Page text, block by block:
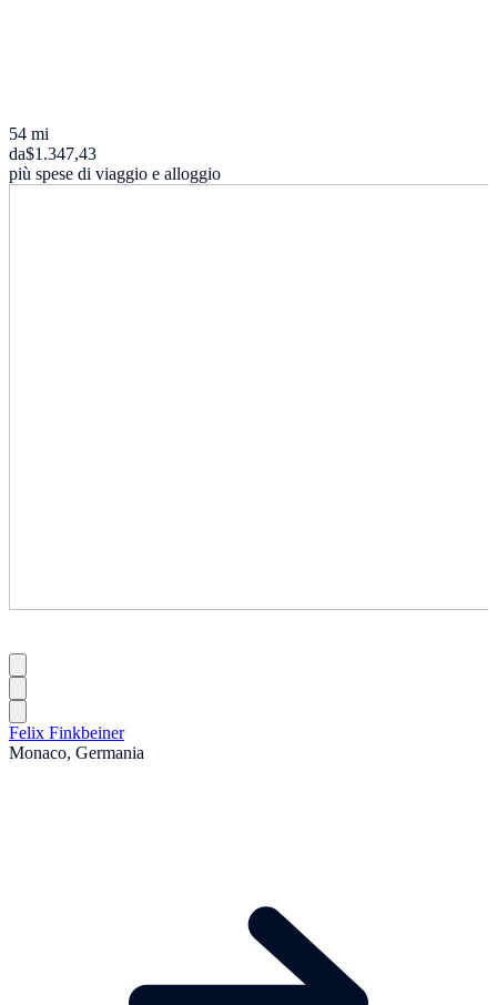
54 mi
da$1.347,43
più spese di viaggio e alloggio
Felix Finkbeiner
Monaco, Germania